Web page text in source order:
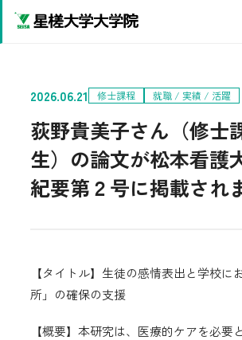
2026.06.21 修士課程 就職 / 実績 / 活躍
荻野貴美子さん（修士
生）の論文が松本看護
紀要第２号に掲載され
【タイトル】生徒の感情表出と学校に
所」の確保の支援
【概要】本研究は、医療的ケアを必要